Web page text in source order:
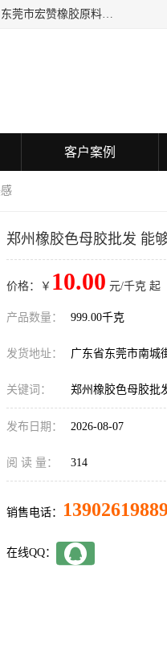
东莞市宏赞橡胶原料有限公司批量供应：橡胶色胶、橡胶色母、橡胶色母胶、橡胶颜料、橡胶色片等产品。东莞市宏赞橡胶原料有限公司经营已经十五年的历史，目前的客户群广达东南亚各国，也是目前橡胶制造密集度高的中国大陆橡胶制品工厂使用多，市场占有率高的色胶专业生产工厂。
客户案例
郑州橡胶色母胶批发 能
价格：￥ 10.00 元/千克 起
产品数量： 999.00千克
发货地址： 广东省东莞市南城
关键词： 郑州橡胶色母胶批
发布日期： 2026-08-07
阅 读 量： 314
销售电话：
在线QQ：